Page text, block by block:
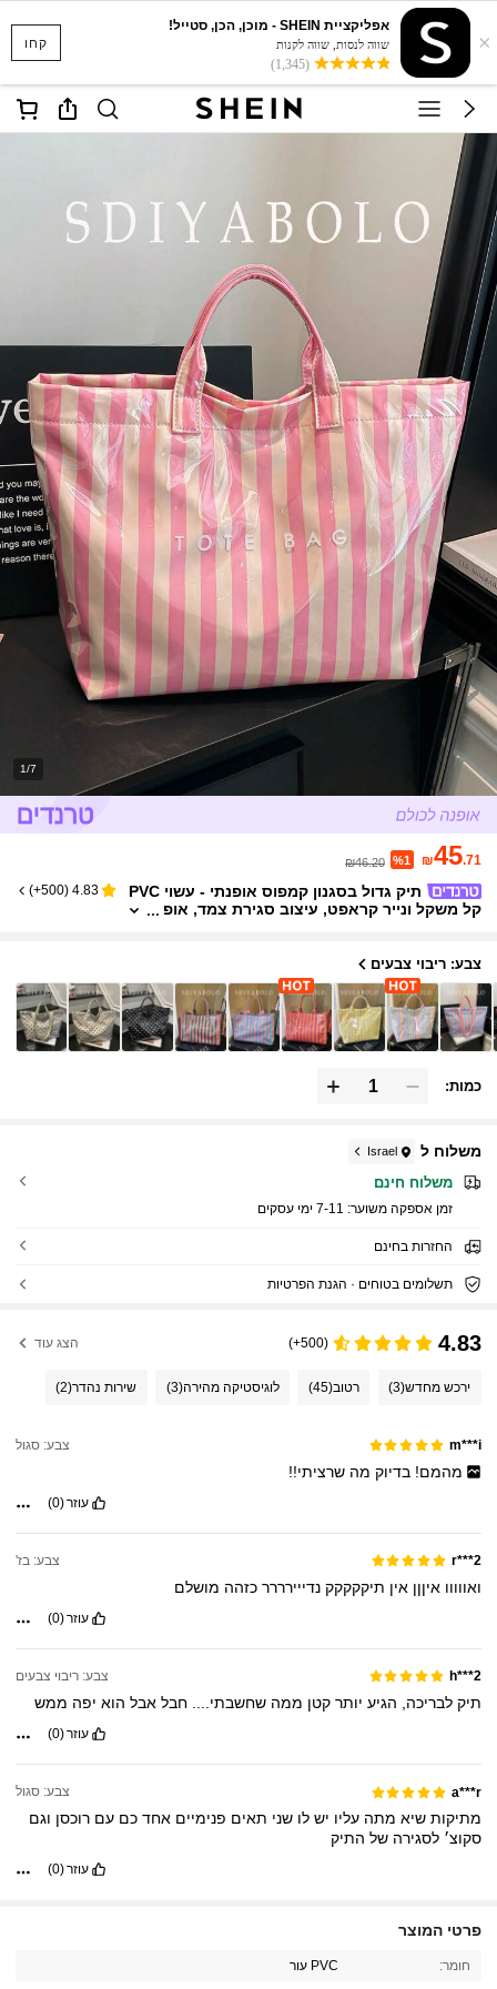
קחו ×
אפליקציית SHEIN - מוכן, הכן, סטייל!
שווה לנסות, שווה לקנות
(1,345)
1/7
₪45.71
%1
₪46.20
תיק גדול בסגנון קמפוס אופנתי - עשוי PVC
קל משקל ונייר קראפט, עיצוב סגירת צמד, אופ
4.83
(
500+
)
צבע: ריבוי צבעים
כמות:
משלוח ל Israel
משלוח חינם
זמן אספקה ​​משוער: 7-11 ימי עסקים
החזרות בחינם
תשלומים בטוחים · הגנת הפרטיות
4.83
(500+) הצג עוד
ירכש מחדש(3) רטוב(45) לוגיסטיקה מהירה(3) שירות נהדר(2)
m***i צבע: סגול
מהמם! בדיוק מה שרציתי!!
עוזר(0)
r***2 צבע: בז'
ואווווואיןןןאין תיקקקקקנדיייררררכזהה מושלם
עוזר(0)
h***2 צבע: ריבוי צבעים
תיקלבריכה, הגיע יותרקטן ממהשחשבתי....חבלאבל הוא יפה ממש
עוזר(0)
a***r צבע: סגול
מתיקותשיא מתהעליו ישלושני תאים פנימייםאחדכםעםרוכסן וגם
סקוצ׳לסגירהשל התיק
עוזר(0)
פרטי המוצר
חומר: PVC עור